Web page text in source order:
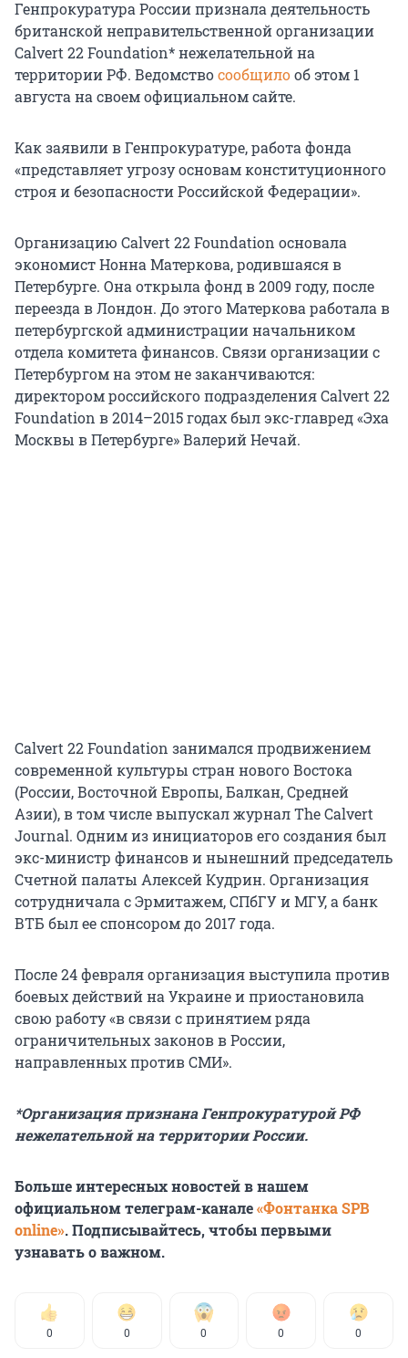
Генпрокуратура России признала деятельность
британской неправительственной организации
Calvert 22 Foundation* нежелательной на
территории РФ. Ведомствосообщилооб этом 1
августа на своем официальном сайте.
Как заявили в Генпрокуратуре, работа фонда
«представляет угрозу основам конституционного
строя и безопасности Российской Федерации».
Организацию Calvert 22 Foundation основала
экономист Нонна Матеркова, родившаяся в
Петербурге. Она открыла фонд в 2009 году, после
переезда в Лондон. До этого Матеркова работала в
петербургской администрации начальником
отдела комитета финансов. Связи организации с
Петербургом на этом не заканчиваются:
директором российского подразделения Calvert 22
Foundation в 2014–2015 годах был экс-главред «Эха
Москвы в Петербурге» Валерий Нечай.
Calvert 22 Foundation занимался продвижением
современной культуры стран нового Востока
(России, Восточной Европы, Балкан, Средней
Азии), в том числе выпускал журнал The Calvert
Journal. Одним из инициаторов его создания был
экс-министр финансов и нынешний председатель
Счетной палаты Алексей Кудрин. Организация
сотрудничала с Эрмитажем, СПбГУ и МГУ, а банк
ВТБ был ее спонсором до 2017 года.
После 24 февраля организация выступила против
боевых действий на Украине и приостановила
свою работу «в связи с принятием ряда
ограничительных законов в России,
направленных против СМИ».
*Организация признана Генпрокуратурой РФ
нежелательной на территории России.
Больше интересных новостей в нашем
официальном телеграм-канале«Фонтанка SPB
online». Подписывайтесь, чтобы первыми
узнавать о важном.
0 0 0 0 0